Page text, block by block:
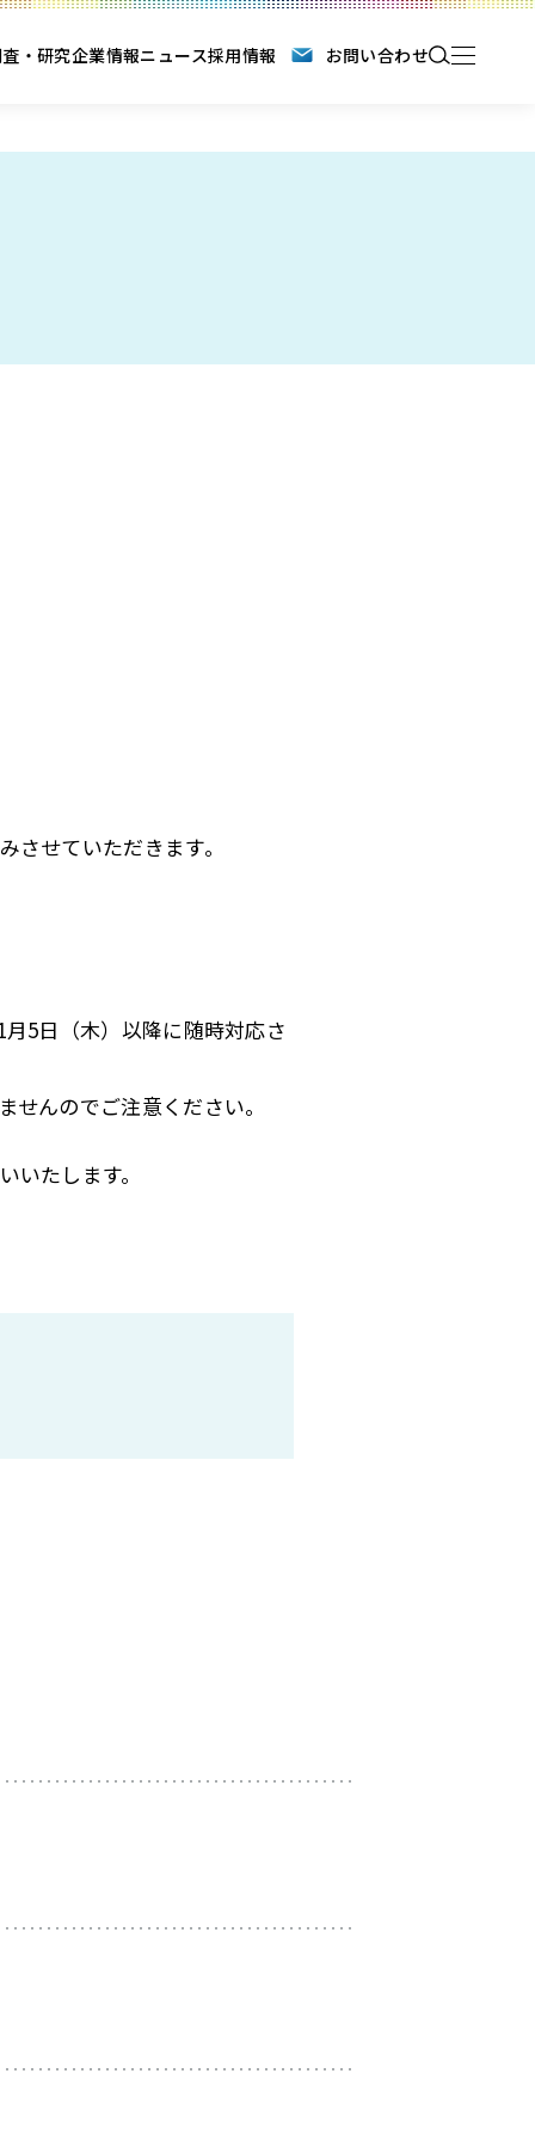
・研究企業情報ニュース採用情報 お問い合わせ
せていただきます。
5日（木）以降に随時対応さ
んのでご注意ください。
たします。